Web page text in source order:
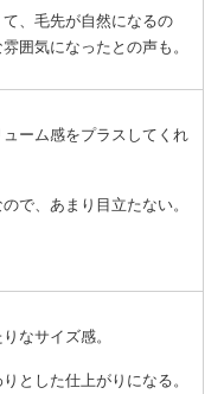
、毛先が自然になるの
囲気になったとの声も。
ーム感をプラスしてくれ
で、あまり目立たない。
なサイズ感。
とした仕上がりになる。